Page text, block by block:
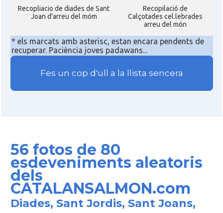
Recopliacio de diades de Sant
Joan d'arreu del móm
Recopilació de
Calçotades cel.lebrades
arreu del món
* els marcats amb asterisc, estan encara pendents de
recuperar. Paciència joves padawans...
Fes un cop d'ull a la llista sencera
56 fotos de 80
esdeveniments aleatoris
dels
CATALANSALMON.com
Diades, Sant Jordis, Sant Joans,